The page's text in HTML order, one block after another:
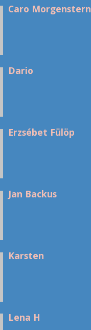
Caro Morgenstern
Dario
Erzsébet Fülöp
Jan Backus
Karsten
Lena H